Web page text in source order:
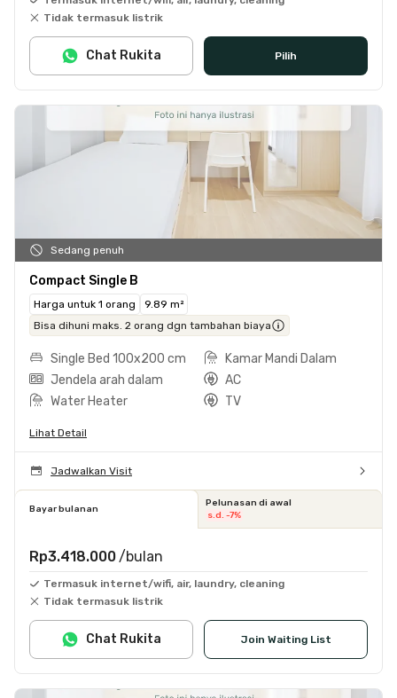
Tidak termasuk listrik
Pilih
Chat Rukita
Sedang penuh
Compact Single B
Harga untuk 1 orang
9.89 m²
Bisa dihuni maks. 2 orang dgn tambahan biaya
Single Bed 100x200 cm
Kamar Mandi Dalam
Jendela arah dalam
AC
Water Heater
TV
Lihat Detail
Jadwalkan Visit
Bayar bulanan
Pelunasan di awal
s.d. -7%
Rp3.418.000 /bulan
Termasuk internet/wifi, air, laundry, cleaning
Tidak termasuk listrik
Join Waiting List
Chat Rukita